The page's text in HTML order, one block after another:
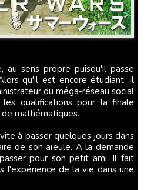
qu'il est encore étudiant, il
du méga-réseau social
qualifications pour la finale
mathématiques.
à passer quelques jours dans
de son aïeule. A la demande
pour son petit ami. Il fait
l'expérience de la vie dans une